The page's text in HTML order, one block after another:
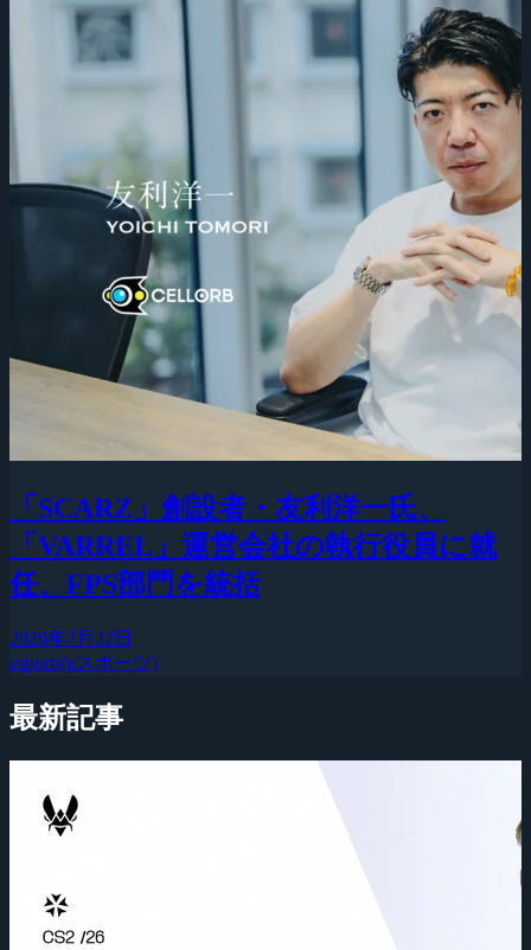
「SCARZ」創設者・友利洋一氏、
「VARREL」運営会社の執行役員に就
任、FPS部門を統括
2026年7月22日
esports(eスポーツ)
最新記事